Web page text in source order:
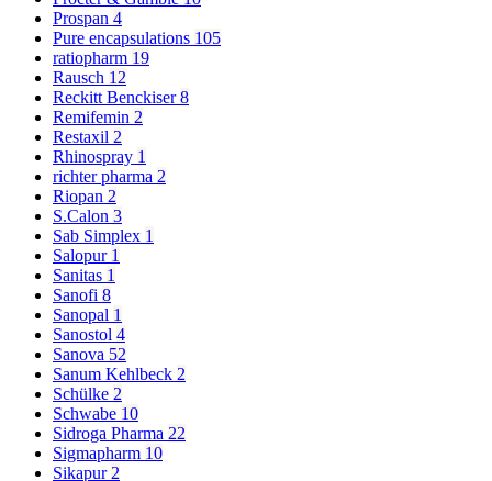
Prospan 4
Pure encapsulations 105
ratiopharm 19
Rausch 12
Reckitt Benckiser8
Remifemin 2
Restaxil 2
Rhinospray 1
richter pharma 2
Riopan 2
S.Calon 3
Sab Simplex 1
Salopur 1
Sanitas 1
Sanofi 8
Sanopal 1
Sanostol 4
Sanova 52
Sanum Kehlbeck 2
Schülke 2
Schwabe 10
Sidroga Pharma 22
Sigmapharm 10
Sikapur 2